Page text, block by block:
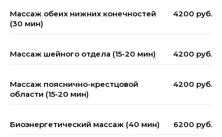
Массаж обеих нижних конечностей
(30 мин)
4200 руб.
Массаж шейного отдела (15-20 мин) 4200 руб.
Массаж пояснично-крестцовой
области (15-20 мин)
4200 руб.
Биоэнергетический массаж (40 мин) 6200 руб.